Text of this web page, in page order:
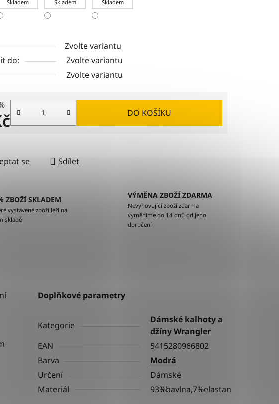
Skladem Skladem Skladem
Zvolte variantu
do:
Zvolte variantu
Zvolte variantu
DO KOŠÍKU
se Sdílet
ZBOŽÍ SKLADEM
vystavené zboží leží na
skladě
VÝMĚNA ZBOŽÍ ZDARMA
Nevyhovující zboží zdarma
vyměníme do 14 dnů od jeho
doručení
Doplňkové parametry
Kategorie
Dámské kalhoty a
džíny Wrangler
EAN
5415280966802
Barva
Modrá
Určení
Dámské
Materiál
93%bavlna,7%elastan